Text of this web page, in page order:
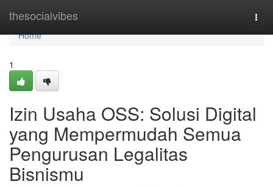
thesocialvibes
Home
Home
1
Izin Usaha OSS: Solusi Digital
yang Mempermudah Semua
Pengurusan Legalitas
Bisnismu